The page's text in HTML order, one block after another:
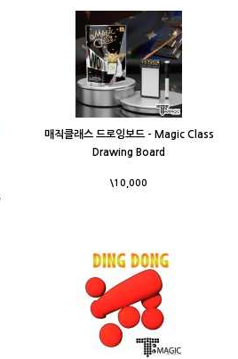
매직클래스 드로잉보드 - Magic Class
Drawing Board
\10,000